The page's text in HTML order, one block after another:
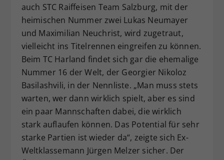
auch STC Raiffeisen Team Salzburg, mit der
heimischen Nummer zwei Lukas Neumayer
und Maximilian Neuchrist, wird zugetraut,
vielleicht ins Titelrennen eingreifen zu können.
Beim TC Harland findet sich gar die ehemalige
Nummer 16 der Welt, der Georgier Nikoloz
Basilashvili, in der Nennliste. „Man muss stets
warten, wer dann wirklich spielt, aber es sind
ein paar Mannschaften dabei, die wirklich
stark auflaufen können. Das Potential für sehr
starke Partien ist wieder da“, zeigte sich Ex-
Weltklassemann Jürgen Melzer sicher. Der